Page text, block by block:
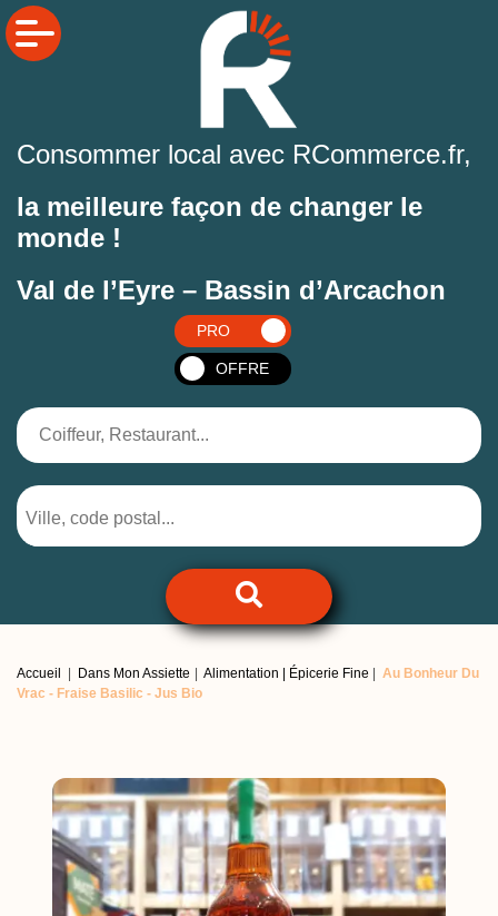
Consommer local avec RCommerce.fr,
la meilleure façon de changer le
monde !
Val de l’Eyre – Bassin d’Arcachon
PRO
OFFRE
Accueil Dans Mon Assiette Alimentation | Épicerie Fine
Au Bonheur Du
Vrac - Fraise Basilic - Jus Bio